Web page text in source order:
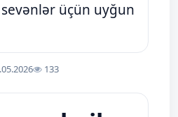
üçün uyğun
133